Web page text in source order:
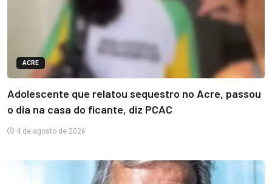
ACRE
Adolescente que relatou sequestro no Acre, passou
o dia na casa do ficante, diz PCAC
4 de agosto de 2026